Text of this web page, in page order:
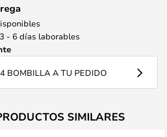
- 6 días laborables
BOMBILLA A TU PEDIDO
SIMILARES